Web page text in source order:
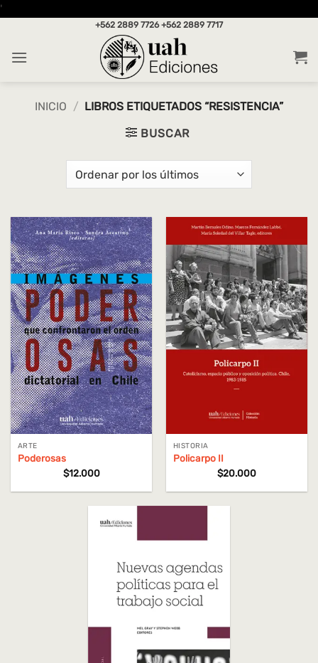
'Saltar
+562 2889 7726 +562 2889 7717
INICIO / LIBROS ETIQUETADOS “RESISTENCIA”
BUSCAR
ARTE
Poderosas
$12.000
HISTORIA
Policarpo II
$20.000